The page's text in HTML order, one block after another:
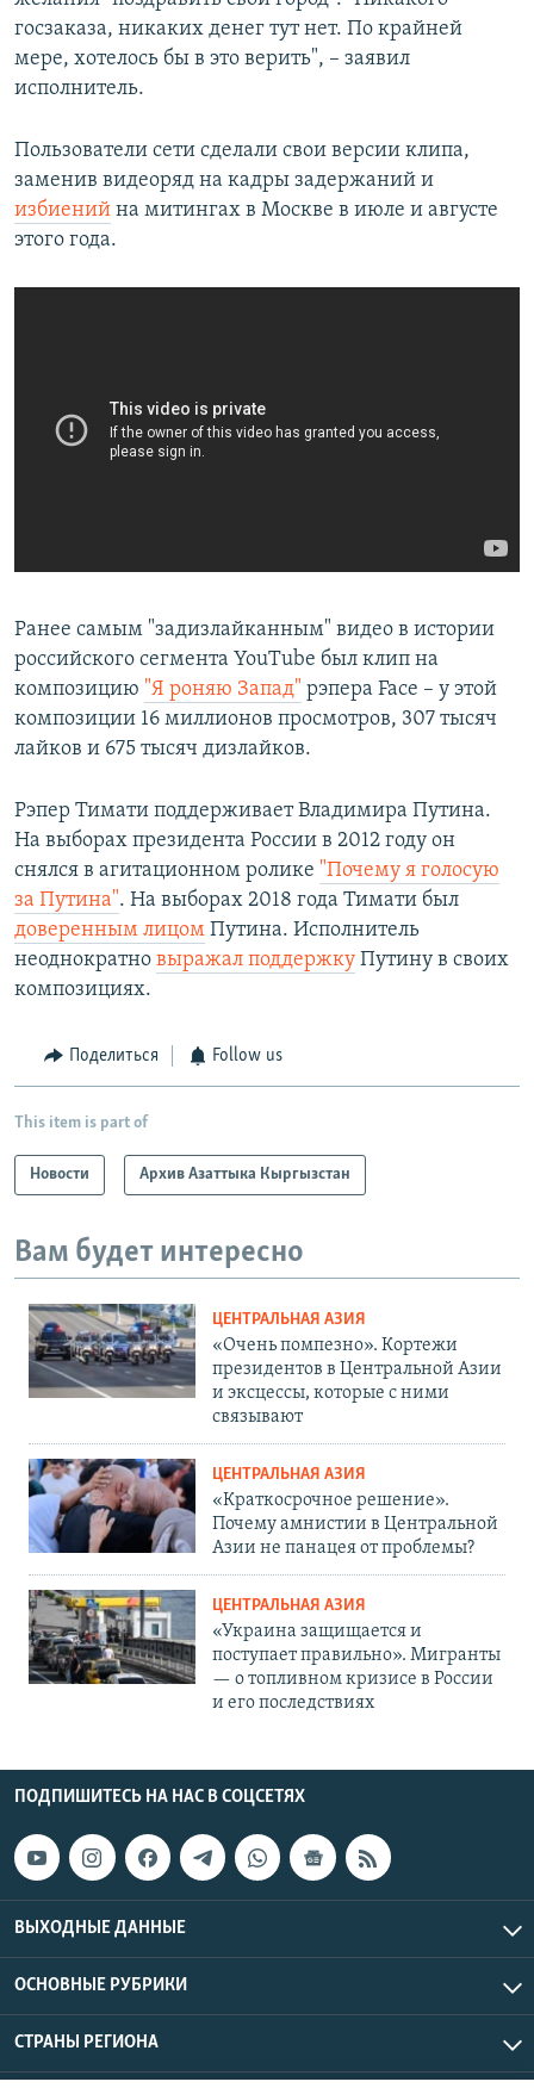
госзаказа, никаких денег тут нет. По крайней
мере, хотелось бы в это верить", – заявил
исполнитель.
Пользователи сети сделали свои версии клипа,
заменив видеоряд на кадры задержаний и
избиений на митингах в Москве в июле и августе
этого года.
Ранее самым "задизлайканным" видео в истории
российского сегмента YouTube был клип на
композицию "Я роняю Запад" рэпера Face – у этой
композиции 16 миллионов просмотров, 307 тысяч
лайков и 675 тысяч дизлайков.
Рэпер Тимати поддерживает Владимира Путина.
На выборах президента России в 2012 году он
снялся в агитационном ролике "Почему я голосую
за Путина". На выборах 2018 года Тимати был
доверенным лицом Путина. Исполнитель
неоднократно выражал поддержку Путину в своих
композициях.
Поделиться Follow us
This item is part of
Новости Архив Азаттыка Кыргызстан
Вам будет интересно
ЦЕНТРАЛЬНАЯ АЗИЯ
«Очень помпезно». Кортежи
президентов в Центральной Азии
и эксцессы, которые с ними
связывают
ЦЕНТРАЛЬНАЯ АЗИЯ
«Краткосрочное решение».
Почему амнистии в Центральной
Азии не панацея от проблемы?
ЦЕНТРАЛЬНАЯ АЗИЯ
«Украина защищается и
поступает правильно». Мигранты
— о топливном кризисе в России
и его последствиях
ПОДПИШИТЕСЬ НА НАС В СОЦСЕТЯХ
ВЫХОДНЫЕ ДАННЫЕ
ОСНОВНЫЕ РУБРИКИ
СТРАНЫ РЕГИОНА